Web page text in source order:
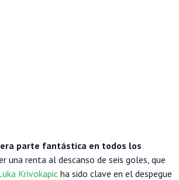
parte fantástica en todos los
una renta al descanso de seis goles, que
Krivokapic ha sido clave en el despegue